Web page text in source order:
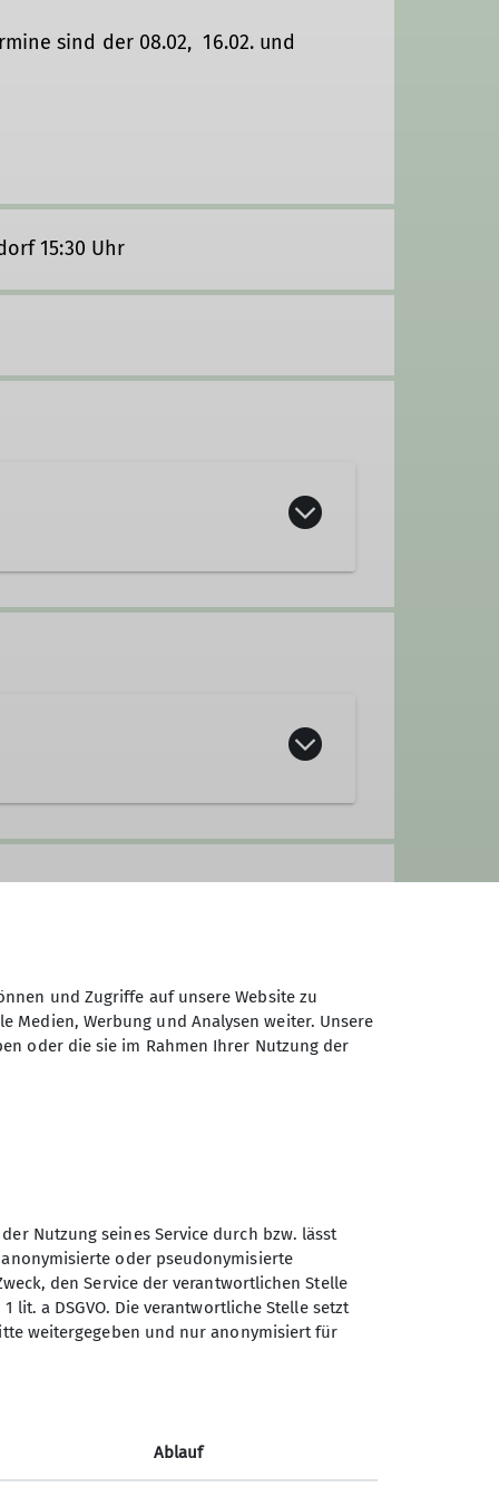
sind der 08.02, 16.02. und
15:30 Uhr
Sektion Teisendorf des
Deutschen Alpenvereins e.V.
und Zugriffe auf unsere Website zu
Medien, Werbung und Analysen weiter. Unsere
oder die sie im Rahmen Ihrer Nutzung der
Nutzung seines Service durch bzw. lässt
oder pseudonymisierte
den Service der verantwortlichen Stelle
a DSGVO. Die verantwortliche Stelle setzt
weitergegeben und nur anonymisiert für
Ablauf